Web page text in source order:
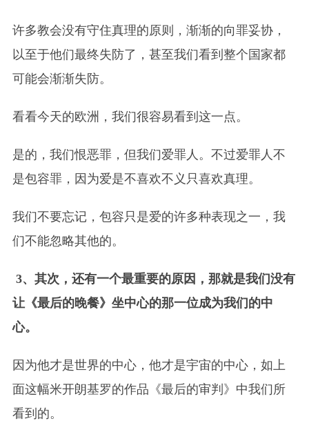
许多教会没有守住真理的原则，渐渐的向罪妥协，
以至于他们最终失防了，甚至我们看到整个国家都
可能会渐渐失防。
看看今天的欧洲，我们很容易看到这一点。
是的，我们恨恶罪，但我们爱罪人。不过爱罪人不
是包容罪，因为爱是不喜欢不义只喜欢真理。
我们不要忘记，包容只是爱的许多种表现之一，我
们不能忽略其他的。
3、其次，还有一个最重要的原因，那就是我们没有
让《最后的晚餐》坐中心的那一位成为我们的中
心。
因为他才是世界的中心，他才是宇宙的中心，如上
面这幅米开朗基罗的作品《最后的审判》中我们所
看到的。